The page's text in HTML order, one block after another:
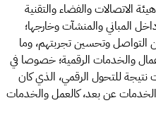
الاتصالات والفضاء والتقنية
المباني والمنشآت وخارجها؛
التواصل وتحسين تجربتهم، وما
والخدمات الرقمية؛ خصوصا في
للتحول الرقمي، الذي كان
الخدمات عن بعد، كالعمل والخدمات